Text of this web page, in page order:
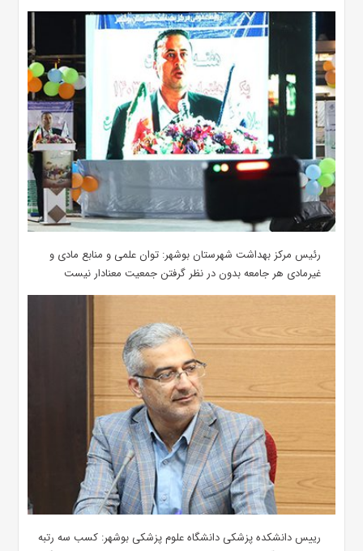
رئیس مرکز بهداشت شهرستان بوشهر: توان علمی و منابع مادی و
غیرمادی هر جامعه بدون در نظر گرفتن جمعیت معنادار نیست
رییس دانشکده پزشکی دانشگاه علوم پزشکی بوشهر: کسب سه رتبه